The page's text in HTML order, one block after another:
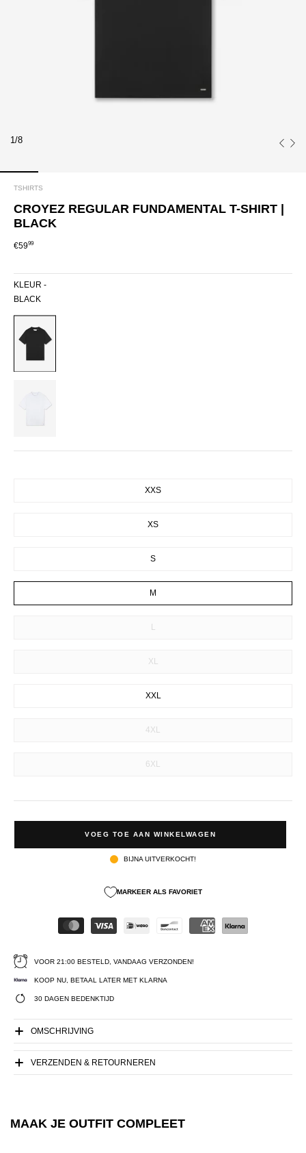
1/8
TSHIRTS
CROYEZ REGULAR FUNDAMENTAL T-SHIRT |
BLACK
€5999
KLEUR -
BLACK
XXS
XS
S
M
L
XL
XXL
4XL
6XL
VOEG TOE AAN WINKELWAGEN
BIJNA UITVERKOCHT!
MARKEER ALS FAVORIET
VOOR 21:00 BESTELD, VANDAAG VERZONDEN!
KOOP NU, BETAAL LATER MET KLARNA
30 DAGEN BEDENKTIJD
OMSCHRIJVING
VERZENDEN & RETOURNEREN
MAAK JE OUTFIT COMPLEET